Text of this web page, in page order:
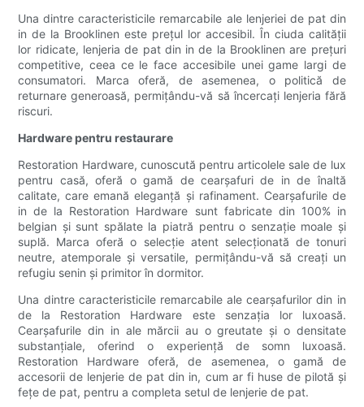
Una dintre caracteristicile remarcabile ale lenjeriei de pat din
in de la Brooklinen este prețul lor accesibil. În ciuda calității
lor ridicate, lenjeria de pat din in de la Brooklinen are prețuri
competitive, ceea ce le face accesibile unei game largi de
consumatori. Marca oferă, de asemenea, o politică de
returnare generoasă, permițându-vă să încercați lenjeria fără
riscuri.
Hardware pentru restaurare
Restoration Hardware, cunoscută pentru articolele sale de lux
pentru casă, oferă o gamă de cearșafuri de in de înaltă
calitate, care emană eleganță și rafinament. Cearșafurile de
in de la Restoration Hardware sunt fabricate din 100% in
belgian și sunt spălate la piatră pentru o senzație moale și
suplă. Marca oferă o selecție atent selecționată de tonuri
neutre, atemporale și versatile, permițându-vă să creați un
refugiu senin și primitor în dormitor.
Una dintre caracteristicile remarcabile ale cearșafurilor din in
de la Restoration Hardware este senzația lor luxoasă.
Cearșafurile din in ale mărcii au o greutate și o densitate
substanțiale, oferind o experiență de somn luxoasă.
Restoration Hardware oferă, de asemenea, o gamă de
accesorii de lenjerie de pat din in, cum ar fi huse de pilotă și
fețe de pat, pentru a completa setul de lenjerie de pat.